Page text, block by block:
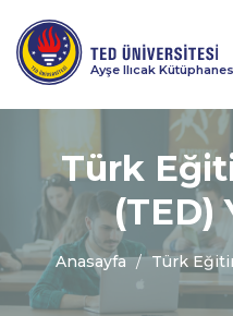
Ayşe Ilıcak
Türk
(TED)
Anasayfa Türk